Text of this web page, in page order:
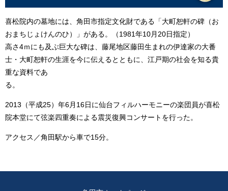
喜松院内の墓地には、角田市指定文化財である「大町恕軒の碑（お
おまちじょけんのひ）」がある。（1981年10月20日指定）
高さ4ｍにも及ぶ巨大な碑は、藤尾地区藤田生まれの伊達家の大番
士・大町恕軒の生涯を今に伝えるとともに、江戸期の社会を知る貴
重な資料であ
る。
2013（平成25）年6月16日に仙台フィルハーモニーの楽団員が喜松
院本堂にて弦楽四重奏による震災復興コンサートを行った。
アクセス／角田駅から車で15分。